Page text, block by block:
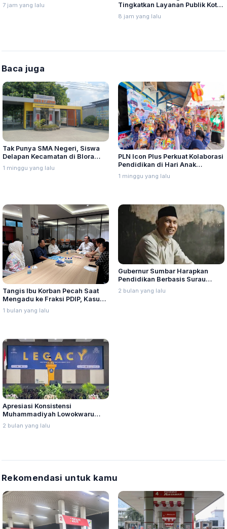
di Jepang
7 jam yang lalu
Tingkatkan Layanan Publik Kota
Semarang
8 jam yang lalu
Baca juga
Tak Punya SMA Negeri, Siswa
Delapan Kecamatan di Blora
Terpaksa Tempuh Jarak Jauh
1 minggu yang lalu
PLN Icon Plus Perkuat Kolaborasi
Pendidikan di Hari Anak
Nasional 2026
1 minggu yang lalu
Tangis Ibu Korban Pecah Saat
Mengadu ke Fraksi PDIP, Kasus
Dugaan Bullying SMP Jadi
Sorotan
1 bulan yang lalu
Gubernur Sumbar Harapkan
Pendidikan Berbasis Surau
Lahirkan Generasi Unggul,
Berakhlak dan Lestarikan
2 bulan yang lalu
Apresiasi Konsistensi
Muhammadiyah Lowokwaru
Malang Dalam Pendidikan, Ali
Ingatkan Hal Ini
2 bulan yang lalu
Rekomendasi untuk kamu